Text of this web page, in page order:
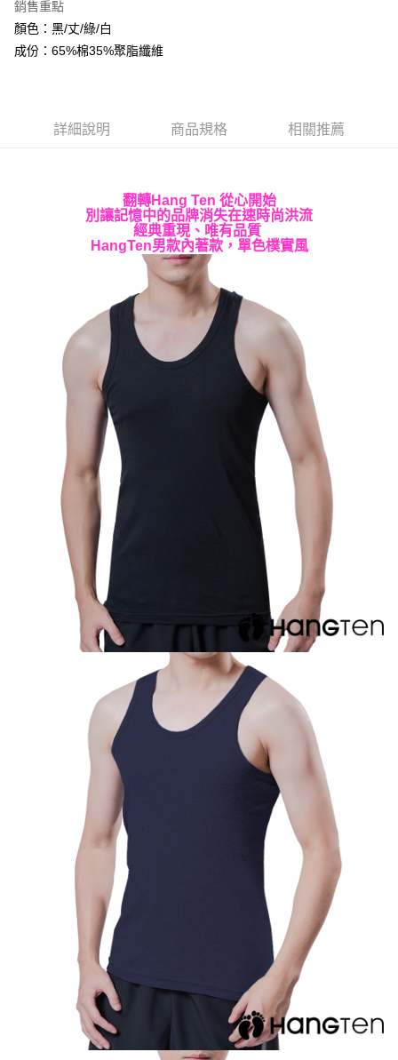
Google Pay
AFTEE先享後付
便利好安心！
【「AFTEE先享後付」結帳流程】
１．於結帳方式選擇「AFTEE先享後付」後，將跳轉至「AFTEE先享後付」
結帳頁面，進行簡訊認證並確認金額後，即可完成結帳。
２．訂單成立數日內，您將收到繳費通知簡訊。
３．收到繳費通知簡訊後14天內，點擊此簡訊中的連結，可透過四大超商／
ATM／網路銀行／等多元方式進行付款，方視為交易完成。
※ 請注意：結帳手續完成當下不需立刻繳費，但若您需要取消訂單，請聯絡
購買商品的店家。未經商家同意取消之訂單仍視為有效，需透過AFTEE先享
後付繳納相關費用。
※ 交易是否成功請以「AFTEE先享後付 」之結帳頁面顯示為準，若有關於
是否繳費成功／繳費後需取消欲退款等相關疑問，請聯繫「AFTEE先享後付
客戶支援中心」 https://netprotections.freshdesk.com/support/home
【注意事項】
１．透過由恩沛科技股份有限公司提供之「AFTEE先享後付」服務完成之交
易，需依本服務之必要範圍內提供個人資料，並將交易相關給付款項請求債
權轉讓予恩沛科技股份有限公司。
２．關於個人資料處理事宜，請瀏覽以下網址：
https://aftee.tw/terms/#terms3
３．未成年的使用者請事先徵得法定代理人或監護人之同意方可使用
「AFTEE先享後付」，若未經同意申辦者引起之損失，本公司不負相關責
４．使用「AFTEE先享後付」時，將依據個別帳號之用戶狀況，依本公司即
時審查核予不同之上限額度；若仍有額度不足之情形，本公司將視審查結果
請求用戶進行身份認證。
５．嚴禁一人註冊多個帳號或使用他人資訊註冊。若發現惡意使用之情形，
恩沛科技股份有限公司將有權停止該用戶之使用額度並採取法律行動。
每筆NT$60，滿NT$499(含以上)免運費
每筆NT$60，滿NT$499(含以上)免運費
每筆NT$60，滿NT$499(含以上)免運費
銷售重點
顏色：黑/丈/綠/白
成份：65%棉35%聚脂纖維
詳細說明 商品規格 相關推薦
翻轉Hang Ten 從心開始
別讓記憶中的品牌消失在速時尚洪流
經典重現、唯有品質
HangTen男款內著款，單色樸實風